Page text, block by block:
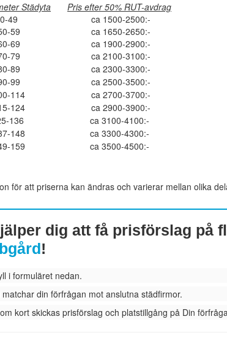
Städyta
Pris efter 50% RUT-avdrag
0-49
ca 1500-2500:-
59
ca 1650-2650:-
69
ca 1900-2900:-
79
ca 2100-3100:-
89
ca 2300-3300:-
99
ca 2500-3500:-
114
ca 2700-3700:-
124
ca 2900-3900:-
136
ca 3100-4100:-
148
ca 3300-4300:-
159
ca 3500-4500:-
för att priserna kan ändras och varierar mellan olika
dig att få prisförslag på
!
i formuläret nedan.
matchar din förfrågan mot anslutna städfirmor.
kort skickas prisförslag och platstillgång på Din